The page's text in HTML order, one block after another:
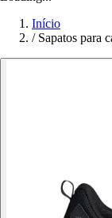
Início
/ Sapatos para